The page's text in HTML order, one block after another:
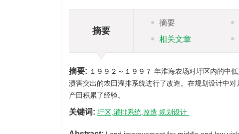
摘要
摘要
相关文章
摘要: １９９２～１９９７ 年淮海农场对圩区内的中
渍害突出的农田灌排系统进行了改造。在规划设计中
产田积累了经验。
关键词: 圩区,灌排系统,改造,规划设计